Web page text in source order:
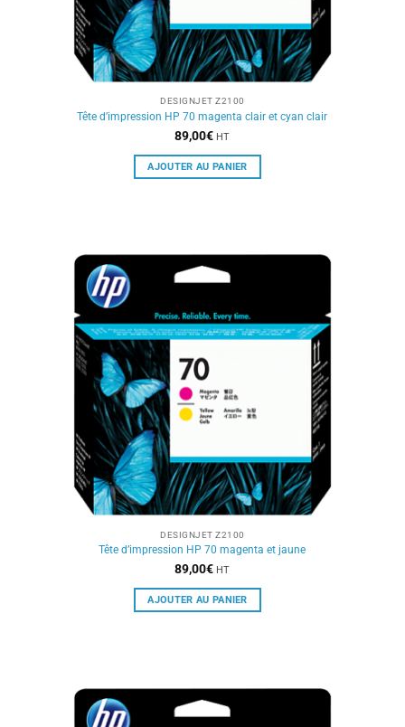
DESIGNJET Z2100
Tête d’impression HP 70 magenta clair et cyan clair
89,00€ HT
AJOUTER AU PANIER
DESIGNJET Z2100
Tête d’impression HP 70 magenta et jaune
89,00€ HT
AJOUTER AU PANIER